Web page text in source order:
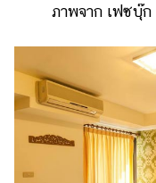
ภาพจาก เฟซบุ๊ก